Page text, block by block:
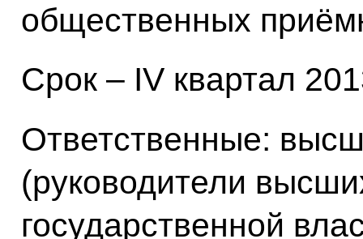
общественных
Срок – IV квартал
Ответственные:
(руководители
государственной